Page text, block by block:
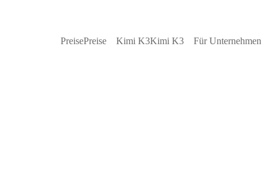
PreisePreise Kimi K3Kimi K3 Für Unternehmen